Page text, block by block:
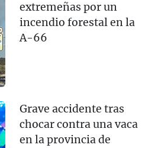
extremeñas por un
incendio forestal en la
A-66
Grave accidente tras
chocar contra una vaca
en la provincia de